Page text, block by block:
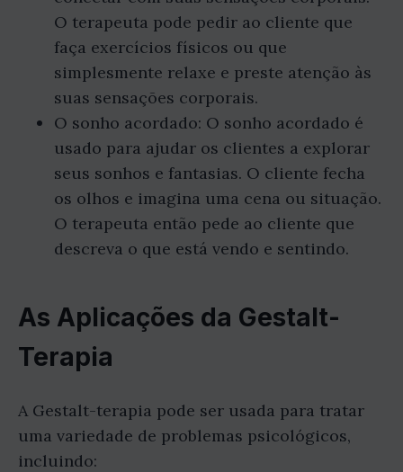
O terapeuta pode pedir ao cliente que
faça exercícios físicos ou que
simplesmente relaxe e preste atenção às
suas sensações corporais.
O sonho acordado: O sonho acordado é
usado para ajudar os clientes a explorar
seus sonhos e fantasias. O cliente fecha
os olhos e imagina uma cena ou situação.
O terapeuta então pede ao cliente que
descreva o que está vendo e sentindo.
As Aplicações da Gestalt-
Terapia
A Gestalt-terapia pode ser usada para tratar
uma variedade de problemas psicológicos,
incluindo: